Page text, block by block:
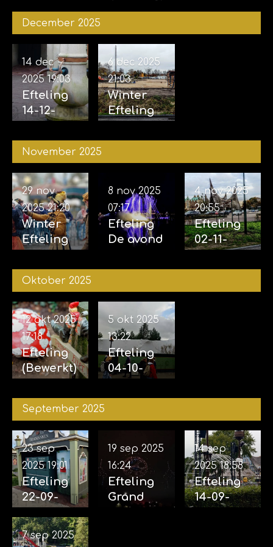
December 2025
Efteling
14-12-
14 dec
2025 19:03
Winter
Efteling
2025
6 dec 2025
21:03
November 2025
Winter
Efteling
2025
29 nov
2025 21:20
Efteling
De avond
vijf
07-11-2025
8 nov 2025
07:17
Efteling
02-11-
04-11-
4 nov 2025
20:55
Oktober 2025
Efteling
(Bewerkt)
2025
12 okt 2025
17:18
Efteling
04-10-
5 okt 2025
13:22
September 2025
Efteling
22-09-
(incl.
Aankondi
23 sep
2025 19:01
Efteling
Grand
19 sep 2025
16:24
Efteling
14-09-
14 sep
2025 18:58
7 sep 2025